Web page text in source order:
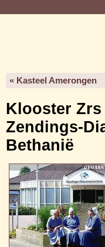
« Kasteel Amerongen
Klooster Zrs
Zendings-
Bethanië